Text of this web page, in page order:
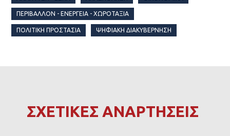
ΠΕΡΙΒΆΛΛΟΝ - ΕΝΈΡΓΕΙΑ - ΧΩΡΟΤΑΞΊΑ
ΠΟΛΙΤΙΚΉ ΠΡΟΣΤΑΣΊΑ ΨΗΦΙΑΚΉ ΔΙΑΚΥΒΈΡΝΗΣΗ
ΣΧΕΤΙΚΕΣ ΑΝΑΡΤΗΣΕΙΣ